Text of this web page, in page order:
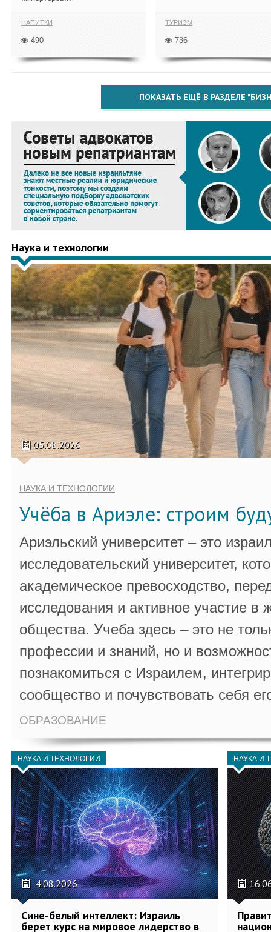
НАПИТКИ
490
ТУРИЗМ
736
ПОКАЗАТЬ ЕЩЁ В РАЗДЕЛЕ
Наука и технологии
05.08.2026
НАУКА И ТЕХНОЛОГИИ
Учёба в Ариэле: строим
Ариэльский университет – это
исследовательский университет,
академическое превосходство,
исследования и активное участие в
общества. Учеба здесь – это не
профессии и знаний, но и
познакомиться с Израилем,
сообщество и почувствовать себя
ОБРАЗОВАНИЕ
НАУКА И ТЕХНОЛОГИИ
4.08.2026
Сине-белый интеллект: Израиль
берет курс на мировое лидерство в
НАУКА И